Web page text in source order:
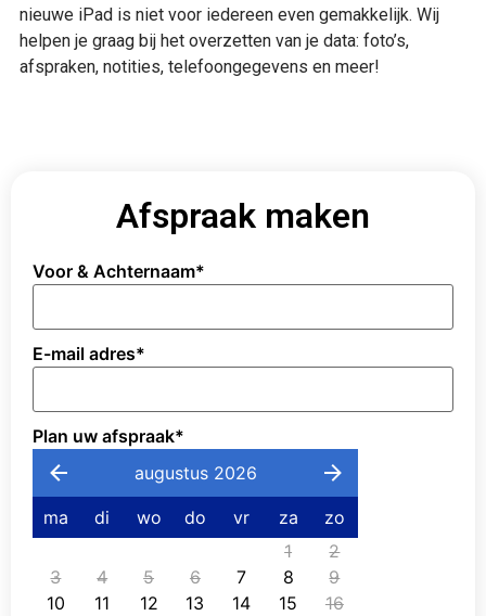
nieuwe iPad is niet voor iedereen even gemakkelijk. Wij
helpen je graag bij het overzetten van je data: foto’s,
afspraken, notities, telefoongegevens en meer!
Afspraak maken
Voor & Achternaam*
E-mail adres*
Plan uw afspraak*
augustus 2026
ma di wo do vr za
zo
1
2
3
4 5 6 7 8
9
10
11 12 13 14 15
16